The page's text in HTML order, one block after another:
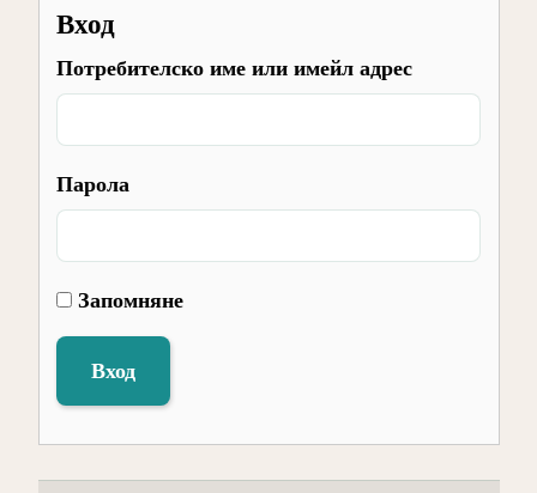
Вход
Потребителско име или имейл адрес
Парола
Запомняне
Вход